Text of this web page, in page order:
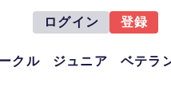
ログイン 登録
クル ジュニア ベテラ